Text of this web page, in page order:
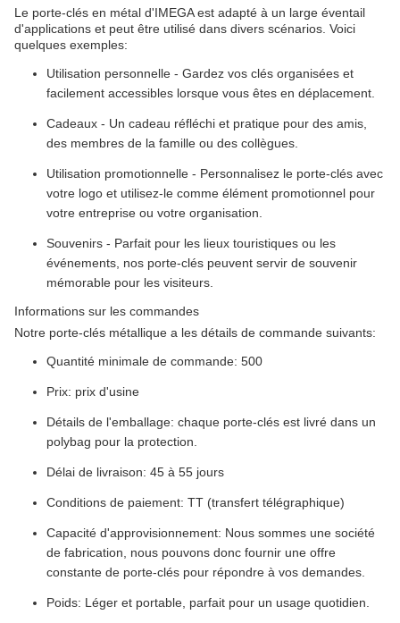
Le porte-clés en métal d'IMEGA est adapté à un large éventail
d'applications et peut être utilisé dans divers scénarios. Voici
quelques exemples:
Utilisation personnelle - Gardez vos clés organisées et
facilement accessibles lorsque vous êtes en déplacement.
Cadeaux - Un cadeau réfléchi et pratique pour des amis,
des membres de la famille ou des collègues.
Utilisation promotionnelle - Personnalisez le porte-clés avec
votre logo et utilisez-le comme élément promotionnel pour
votre entreprise ou votre organisation.
Souvenirs - Parfait pour les lieux touristiques ou les
événements, nos porte-clés peuvent servir de souvenir
mémorable pour les visiteurs.
Informations sur les commandes
Notre porte-clés métallique a les détails de commande suivants:
Quantité minimale de commande: 500
Prix: prix d'usine
Détails de l'emballage: chaque porte-clés est livré dans un
polybag pour la protection.
Délai de livraison: 45 à 55 jours
Conditions de paiement: TT (transfert télégraphique)
Capacité d'approvisionnement: Nous sommes une société
de fabrication, nous pouvons donc fournir une offre
constante de porte-clés pour répondre à vos demandes.
Poids: Léger et portable, parfait pour un usage quotidien.